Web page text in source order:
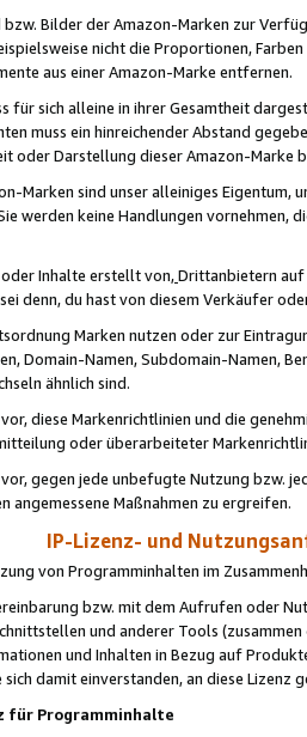
bzw. Bilder der Amazon-Marken zur
nicht die Proportionen,
aus einer Amazon-Marke entfernen.
für sich alleine in ihrer Gesamtheit
muss ein hinreichender Abstand
oder Darstellung dieser Amazon-Marke
Marken sind unser alleiniges
werden keine Handlungen vornehmen,
Inhalte erstellt von,Drittanbietern auf
denn, du hast von diesem Verkäufer
Marken nutzen oder zur
Domain-Namen, Subdomain-Namen,
ähnlich sind.
diese Markenrichtlinien und die
oder überarbeiteter
gegen jede unbefugte Nutzung bzw.
angemessene Maßnahmen zu ergreifen.
IP-Lizenz- und
von Programminhalten im
bzw. mit dem Aufrufen oder
und anderer Tools (zusammen
und Inhalten in Bezug auf
damit einverstanden, an diese Lizenz
für Programminhalte